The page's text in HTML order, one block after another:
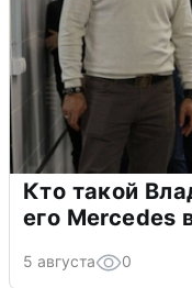
Кто такой
его Mercedes
5 августа 0